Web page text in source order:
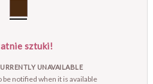
sztuki!
UNAVAILABLE
notified when it is available